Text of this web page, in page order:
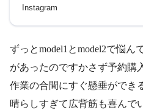
kaku model3 KENSUI kakuの新モデルが
水平になるように設計。
フレームと同じ幅に！
ーズで一番の省スペース
ン品のKENSUI benchを
Instagram
ずっとmodel1とmodel2で悩ん
があったのですかさず予約購
作業の合間にすぐ懸垂ができ
晴らしすぎて広背筋も喜んで